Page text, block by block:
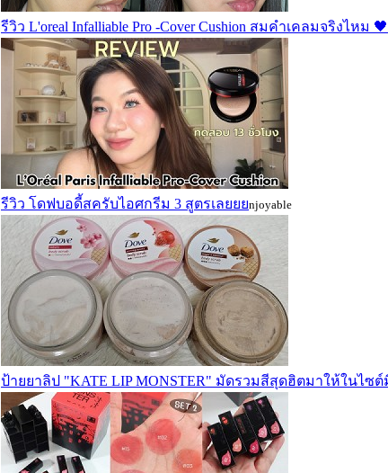
รีวิว L'oreal Infalliable Pro -Cover Cushion สมคำเคลมจริงไหม 🖤
รีวิว โดฟบอดี้สครับไอศกรีม 3 สูตรเลยยยnjoyable
ป้ายยาลิป "KATE LIP MONSTER" มัดรวมสีสุดฮิตมาให้ในไซ